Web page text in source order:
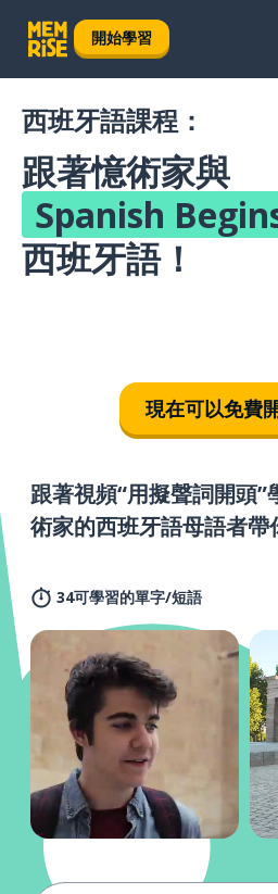
開始學習
西班牙語課程：
跟著憶術家與
Spanish
西班牙語！
現在可以免費
跟著視頻“用擬聲詞開頭
術家的西班牙語母語者帶
34可學習的單字/短語